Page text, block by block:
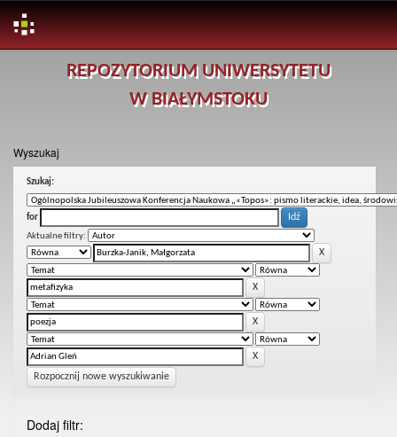
REPOZYTORIUM UNIWERSYTETU
W BIAŁYMSTOKU
Wyszukaj
Szukaj:
for
Aktualne filtry:
Rozpocznij nowe wyszukiwanie
Dodaj filtr: